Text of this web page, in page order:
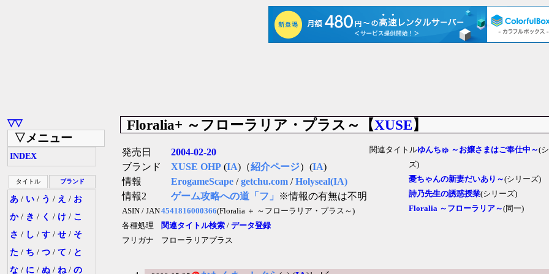
▽▽
▽メニュー
INDEX
タイトル ブランド
あ / い / う / え / お
か/ き / く / け / こ
さ / し / す / せ / そ
た / ち / つ / て / と
な / に / ぬ / ね / の
Floralia+ ～フローラリア・プラス～【XUSE】
発売日
2004-02-20
ブランド
XUSE OHP (IA)（紹介ページ）(IA)
情報
ErogameScape /getchu.com /Holyseal(IA)
情報2
ゲーム攻略への道「フ」 ※情報の有無は不明
ASIN / JAN4541816000366(Floralia ＋ ～フローラリア・プラス～)
各種処理
関連タイトル検索 / データ登録
フリガナ
フローラリアプラス
関連タイトルゆんちゅ ～お嬢さまはご奉仕中～(
ズ)
憂ちゃんの新妻だいあり～(シリーズ)
詩乃先生の誘惑授業(シリーズ)
Floralia ～フローラリア～(同一)